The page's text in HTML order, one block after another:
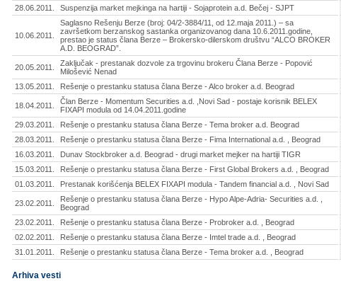
28.06.2011.
Suspenzija market mejkinga na hartiji - Sojaprotein a.d. Bečej - SJPT
10.06.2011.
Saglasno Rešenju Berze (broj: 04/2-3884/11, od 12.maja 2011.) – sa
završetkom berzanskog sastanka organizovanog dana 10.6.2011.godine,
prestao je status člana Berze – Brokersko-dilerskom društvu “ALCO BROKER
A.D. BEOGRAD”.
20.05.2011.
Zaključak - prestanak dozvole za trgovinu brokeru Člana Berze - Popović
Milošević Nenad
13.05.2011. Rešenje o prestanku statusa člana Berze - Alco broker a.d. Beograd
18.04.2011.
Član Berze - Momentum Securities a.d. ,Novi Sad - postaje korisnik BELEX
FIXAPI modula od 14.04.2011.godine
29.03.2011.
Rešenje o prestanku statusa člana Berze - Tema broker a.d. Beograd
28.03.2011.
Rešenje o prestanku statusa člana Berze - Fima International a.d. , Beograd
16.03.2011.
Dunav Stockbroker a.d. Beograd - drugi market mejker na hartiji TIGR
15.03.2011.
Rešenje o prestanku statusa člana Berze - First Global Brokers a.d. , Beograd
01.03.2011.
Prestanak korišćenja BELEX FIXAPI modula - Tandem financial a.d. , Novi Sad
23.02.2011.
Rešenje o prestanku statusa člana Berze - Hypo Alpe-Adria- Securities a.d. ,
Beograd
23.02.2011. Rešenje o prestanku statusa člana Berze - Probroker a.d. , Beograd
02.02.2011.
Rešenje o prestanku statusa člana Berze - Imtel trade a.d. , Beograd
31.01.2011.
Rešenje o prestanku statusa člana Berze - Tema broker a.d. , Beograd
Arhiva vesti